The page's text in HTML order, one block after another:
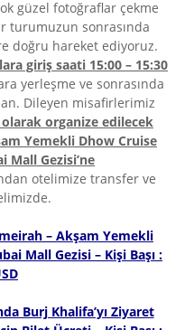
güzel fotoğraflar çekme
turumuzun sonrasında
doğru hareket ediyoruz.
giriş saati 15:00 – 15:30
yerleşme ve sonrasında
Dileyen misafirlerimiz
organize edilecek
Yemekli Dhow Cruise
Mall Gezisi’ne
otelimize transfer ve
– Akşam Yemekli
Mall Gezisi – Kişi Başı :
Burj Khalifa’yı Ziyaret